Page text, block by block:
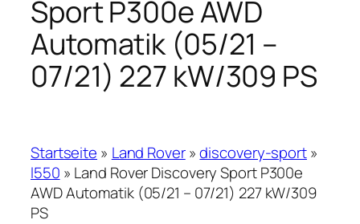
Sport P300e AWD
Automatik (05/21 –
07/21) 227 kW/309 PS
Startseite » Land Rover»discovery-sport»
l550 » Land Rover Discovery Sport P300e
AWD Automatik (05/21 – 07/21) 227 kW/309
PS